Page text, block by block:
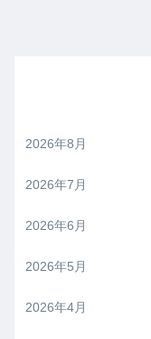
2026年8月
2026年7月
2026年6月
2026年5月
2026年4月